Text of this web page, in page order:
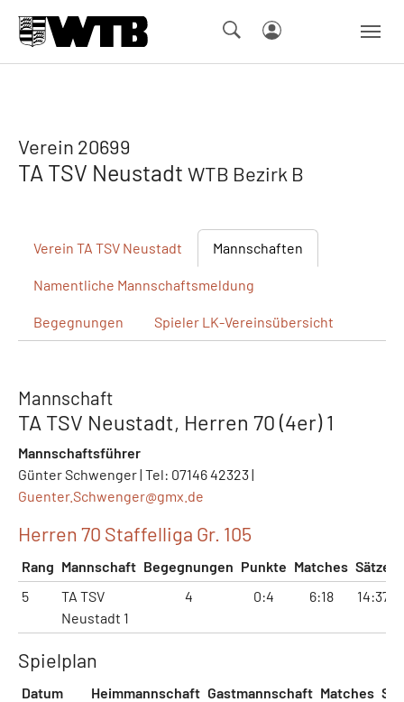
Verein 20699
TA TSV Neustadt WTB Bezirk B
Verein TA TSV Neustadt Mannschaften
Namentliche Mannschaftsmeldung
Begegnungen Spieler LK-Vereinsübersicht
Mannschaft
TA TSV Neustadt, Herren 70 (4er) 1
Mannschaftsführer
Günter Schwenger | Tel: 07146 42323 |
Guenter.Schwenger@gmx.de
Herren 70 Staffelliga Gr. 105
Rang Mannschaft Begegnungen Punkte Matches Sätze
5
TA TSV
Neustadt 1
4 0:4 6:18 14:37
Spielplan
Datum Heimmannschaft Gastmannschaft Matches